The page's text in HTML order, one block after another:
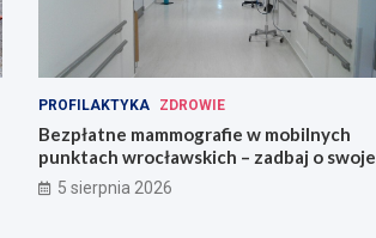
PROFILAKTYKA ZDROWIE
Bezpłatne mammografie w mobilnych
punktach wrocławskich – zadbaj o swoje
zdrowie!
5 sierpnia 2026